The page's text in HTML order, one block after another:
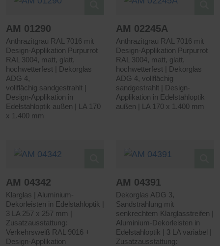
AM 01290
Anthrazitgrau RAL 7016 mit
Design-Applikation Purpurrot
RAL 3004, matt, glatt,
hochwetterfest | Dekorglas
ADG 4,
vollflächig sandgestrahlt |
Design-Applikation in
Edelstahloptik außen | LA 170
x 1.400 mm
AM 02245A
Anthrazitgrau RAL 7016 mit
Design-Applikation Purpurrot
RAL 3004, matt, glatt,
hochwetterfest | Dekorglas
ADG 4, vollflächig
sandgestrahlt | Design-
Applikation in Edelstahloptik
außen | LA 170 x 1.400 mm
AM 04342
Klarglas | Aluminium-
Dekorleisten in Edelstahloptik |
3 LA 257 x 257 mm |
Zusatzausstattung:
Verkehrsweiß RAL 9016 +
Design-Applikation
AM 04391
Dekorglas ADG 3,
Sandstrahlung mit
senkrechtem Klarglasstreifen |
Aluminium-Dekorleisten in
Edelstahloptik | 3 LA variabel |
Zusatzausstattung: